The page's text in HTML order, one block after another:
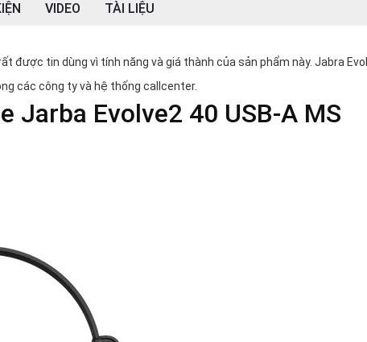
VIDEO TÀI LIỆU
được tin dùng vì tính năng và giá thành của sản phẩm này. Jabra
các công ty và hệ thống callcenter.
Jarba Evolve2 40 USB-A MS